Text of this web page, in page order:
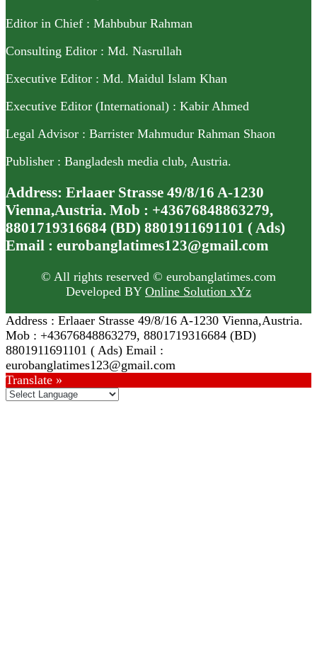
Editor in Chief : Mahbubur Rahman
Consulting Editor : Md. Nasrullah
Executive Editor : Md. Maidul Islam Khan
Executive Editor (International) : Kabir Ahmed
Legal Advisor : Barrister Mahmudur Rahman Shaon
Publisher : Bangladesh media club, Austria.
Address: Erlaaer Strasse 49/8/16 A-1230
Vienna,Austria. Mob : +43676848863279,
8801719316684 (BD) 8801911691101 ( Ads)
Email : eurobanglatimes123@gmail.com
© All rights reserved © eurobanglatimes.com
Developed BY Online Solution xYz
Address : Erlaaer Strasse 49/8/16 A-1230 Vienna,Austria.
Mob : +43676848863279, 8801719316684 (BD)
8801911691101 ( Ads) Email :
eurobanglatimes123@gmail.com
Translate »